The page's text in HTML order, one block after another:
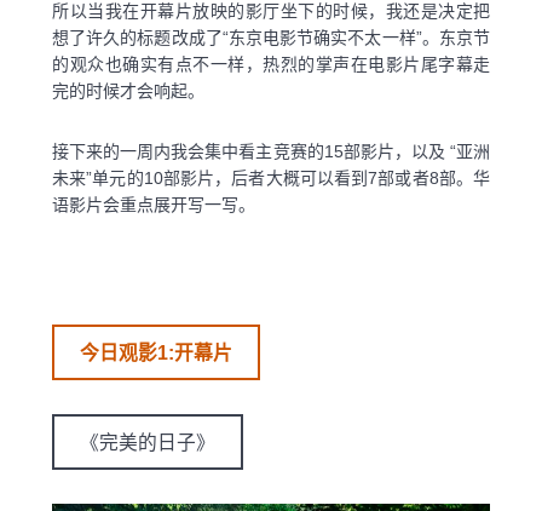
所以当我在开幕片放映的影厅坐下的时候，我还是决定把
想了许久的标题改成了“东京电影节确实不太一样”。东京节
的观众也确实有点不一样，热烈的掌声在电影片尾字幕走
完的时候才会响起。
接下来的一周内我会集中看主竞赛的15部影片，以及 “亚洲
未来”单元的10部影片，后者大概可以看到7部或者8部。华
语影片会重点展开写一写。
今日观影1:开幕片
《完美的日子》